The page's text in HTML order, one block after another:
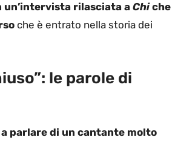
un’intervista rilasciata a Chiche
che è entrato nella storia dei
le parole di
parlare di un cantante molto